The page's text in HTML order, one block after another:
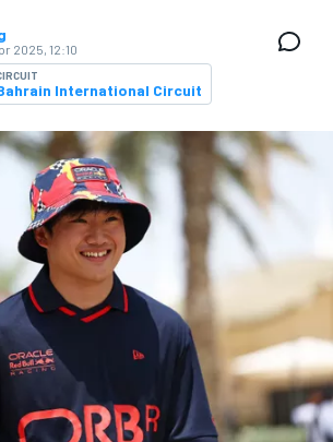
2025, 12:10
International Circuit